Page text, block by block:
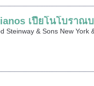
เปียโนโบราณ
Steinway & Sons New